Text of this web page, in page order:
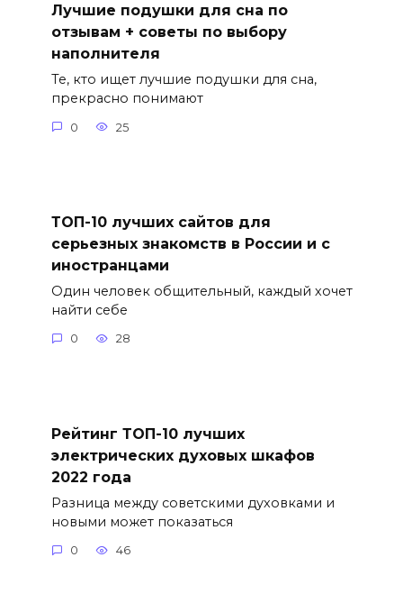
Лучшие подушки для сна по
отзывам + советы по выбору
наполнителя
Те, кто ищет лучшие подушки для сна,
прекрасно понимают
0 25
ТОП-10 лучших сайтов для
серьезных знакомств в России и с
иностранцами
Один человек общительный, каждый хочет
найти себе
0 28
Рейтинг ТОП-10 лучших
электрических духовых шкафов
2022 года
Разница между советскими духовками и
новыми может показаться
0 46